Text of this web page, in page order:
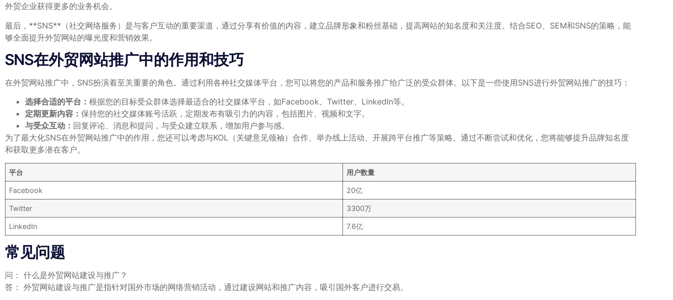
外贸企业获得更多的业务机会。
最后，**SNS**（社交网络服务）是与客户互动的重要渠道，通过分享有价值的内容，建立品牌形象和粉丝基础，提高网站的知名度和关注度。结合SEO、SEM和SNS的策略，能
够全面提升外贸网站的曝光度和营销效果。
SNS在外贸网站推广中的作用和技巧
在外贸网站推广中，SNS扮演着至关重要的角色。通过利用各种社交媒体平台，您可以将您的产品和服务推广给广泛的受众群体。以下是一些使用SNS进行外贸网站推广的技巧：
选择合适的平台： 根据您的目标受众群体选择最适合的社交媒体平台，如Facebook、Twitter、LinkedIn等。
定期更新内容： 保持您的社交媒体账号活跃，定期发布有吸引力的内容，包括图片、视频和文字。
与受众互动： 回复评论、消息和提问，与受众建立联系，增加用户参与感。
为了最大化SNS在外贸网站推广中的作用，您还可以考虑与KOL（关键意见领袖）合作、举办线上活动、开展跨平台推广等策略。通过不断尝试和优化，您将能够提升品牌知名度
和获取更多潜在客户。
平台 用户数量
Facebook 20亿
Twitter 3300万
LinkedIn 7.6亿
常见问题
问： 什么是外贸网站建设与推广？
答： 外贸网站建设与推广是指针对国外市场的网络营销活动，通过建设网站和推广内容，吸引国外客户进行交易。